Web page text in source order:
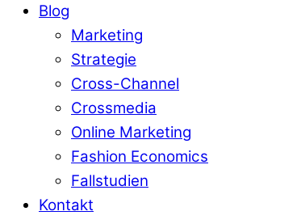
Blog
Marketing
Strategie
Cross-Channel
Crossmedia
Online Marketing
Fashion Economics
Fallstudien
Kontakt